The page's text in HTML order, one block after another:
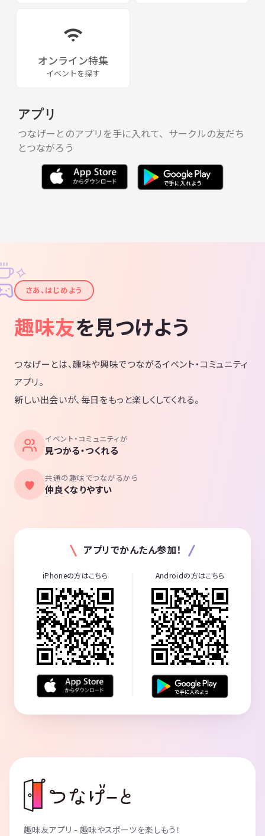
オンライン特集
イベントを探す
アプリ
つなげーとのアプリを手に入れて、サークルの友だち
とつながろう
✦
✧
さあ、はじめよう
趣味友を見つけよう
つなげーとは、趣味や興味でつながるイベント・コミュニティ
アプリ。
新しい出会いが、毎日をもっと楽しくしてくれる。
イベント・コミュニティが
見つかる・つくれる
共通の趣味でつながるから
仲良くなりやすい
アプリでかんたん参加！
iPhoneの方はこちら Androidの方はこちら
趣味友アプリ - 趣味やスポーツを楽しもう！